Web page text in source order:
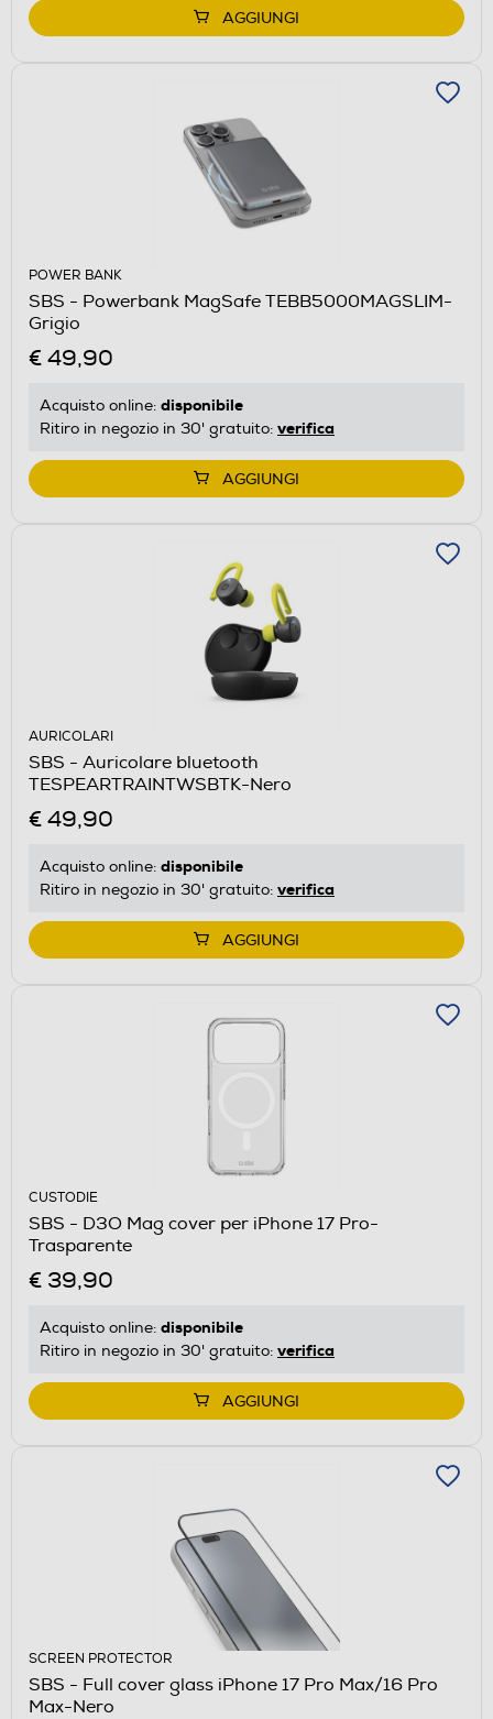
AGGIUNGI
POWER BANK
SBS - Powerbank MagSafe TEBB5000MAGSLIM-
Grigio
€ 49,90
Acquisto online: disponibile
Ritiro in negozio in 30' gratuito: verifica
AGGIUNGI
AURICOLARI
SBS - Auricolare bluetooth
TESPEARTRAINTWSBTK-Nero
€ 49,90
Acquisto online: disponibile
Ritiro in negozio in 30' gratuito: verifica
AGGIUNGI
CUSTODIE
SBS - D3O Mag cover per iPhone 17 Pro-
Trasparente
€ 39,90
Acquisto online: disponibile
Ritiro in negozio in 30' gratuito: verifica
AGGIUNGI
SCREEN PROTECTOR
SBS - Full cover glass iPhone 17 Pro Max/16 Pro
Max-Nero